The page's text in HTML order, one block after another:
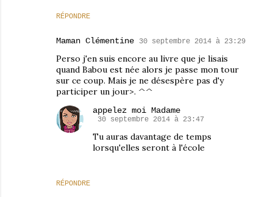
RÉPONDRE
Maman Clémentine 30 septembre 2014 à 23:29
Perso j'en suis encore au livre que je lisais
quand Babou est née alors je passe mon tour
sur ce coup. Mais je ne désespère pas d'y
participer un jour>. ^^
RÉPONDRE
appelez moi Madame
30 septembre 2014 à 23:47
Tu auras davantage de temps
lorsqu'elles seront à l'école